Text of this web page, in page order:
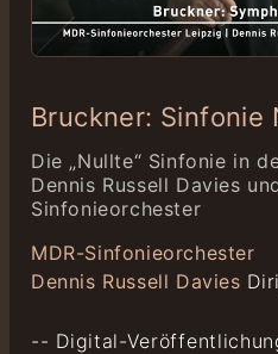
Bruckner: Sinfonie
Die „Nullte“ Sinfonie in
Dennis Russell Davies
Sinfonieorchester
MDR-Sinfonieorchester
Dennis Russell Davies
-- Digital-